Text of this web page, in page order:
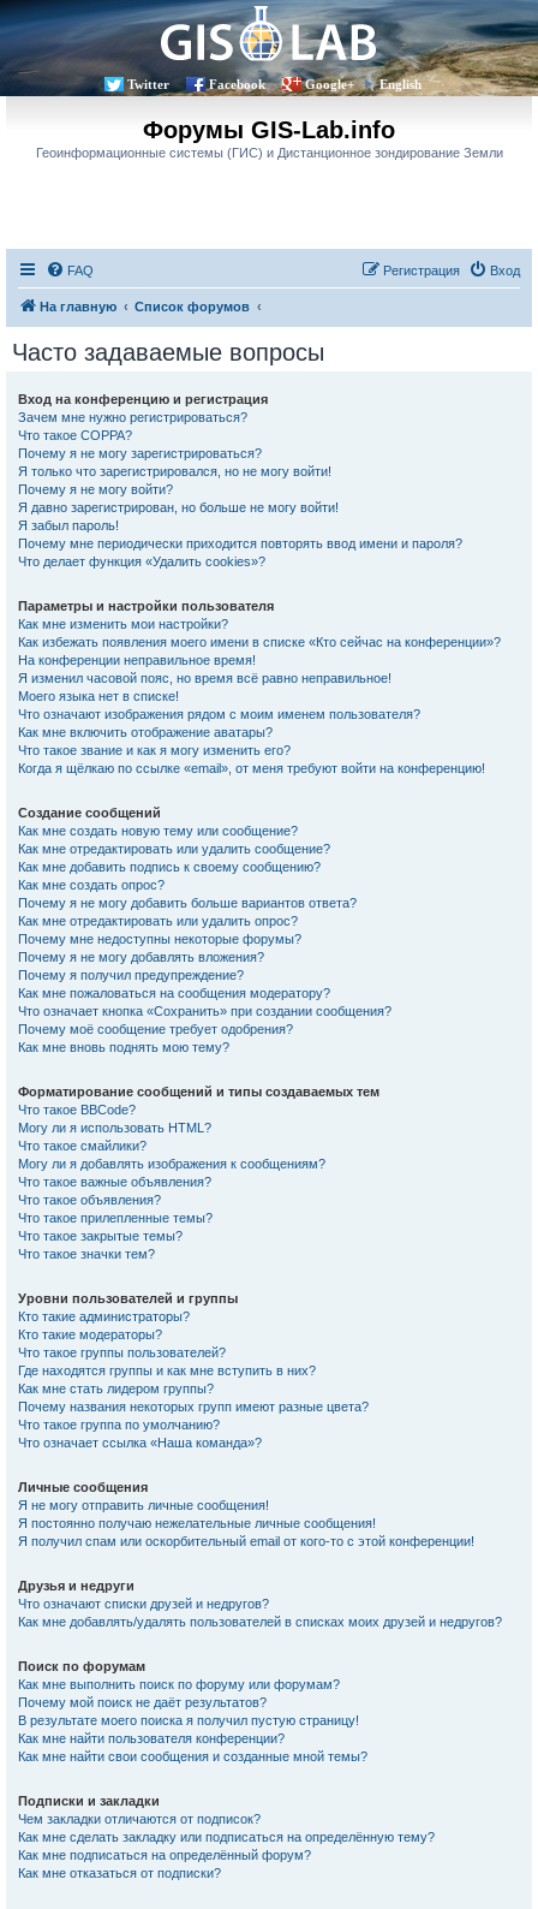
Twitter Facebook Google+ English
Форумы GIS-Lab.info
Геоинформационные системы (ГИС) и Дистанционное зондирование Земли
FAQ Вход
Регистрация
На главную Список форумов
Часто задаваемые вопросы
Вход на конференцию и регистрация
Зачем мне нужно регистрироваться?
Что такое COPPA?
Почему я не могу зарегистрироваться?
Я только что зарегистрировался, но не могу войти!
Почему я не могу войти?
Я давно зарегистрирован, но больше не могу войти!
Я забыл пароль!
Почему мне периодически приходится повторять ввод имени и пароля?
Что делает функция «Удалить cookies»?
Параметры и настройки пользователя
Как мне изменить мои настройки?
Как избежать появления моего имени в списке «Кто сейчас на конференции»?
На конференции неправильное время!
Я изменил часовой пояс, но время всё равно неправильное!
Моего языка нет в списке!
Что означают изображения рядом с моим именем пользователя?
Как мне включить отображение аватары?
Что такое звание и как я могу изменить его?
Когда я щёлкаю по ссылке «email», от меня требуют войти на конференцию!
Создание сообщений
Как мне создать новую тему или сообщение?
Как мне отредактировать или удалить сообщение?
Как мне добавить подпись к своему сообщению?
Как мне создать опрос?
Почему я не могу добавить больше вариантов ответа?
Как мне отредактировать или удалить опрос?
Почему мне недоступны некоторые форумы?
Почему я не могу добавлять вложения?
Почему я получил предупреждение?
Как мне пожаловаться на сообщения модератору?
Что означает кнопка «Сохранить» при создании сообщения?
Почему моё сообщение требует одобрения?
Как мне вновь поднять мою тему?
Форматирование сообщений и типы создаваемых тем
Что такое BBCode?
Могу ли я использовать HTML?
Что такое смайлики?
Могу ли я добавлять изображения к сообщениям?
Что такое важные объявления?
Что такое объявления?
Что такое прилепленные темы?
Что такое закрытые темы?
Что такое значки тем?
Уровни пользователей и группы
Кто такие администраторы?
Кто такие модераторы?
Что такое группы пользователей?
Где находятся группы и как мне вступить в них?
Как мне стать лидером группы?
Почему названия некоторых групп имеют разные цвета?
Что такое группа по умолчанию?
Что означает ссылка «Наша команда»?
Личные сообщения
Я не могу отправить личные сообщения!
Я постоянно получаю нежелательные личные сообщения!
Я получил спам или оскорбительный email от кого-то с этой конференции!
Друзья и недруги
Что означают списки друзей и недругов?
Как мне добавлять/удалять пользователей в списках моих друзей и недругов?
Поиск по форумам
Как мне выполнить поиск по форуму или форумам?
Почему мой поиск не даёт результатов?
В результате моего поиска я получил пустую страницу!
Как мне найти пользователя конференции?
Как мне найти свои сообщения и созданные мной темы?
Подписки и закладки
Чем закладки отличаются от подписок?
Как мне сделать закладку или подписаться на определённую тему?
Как мне подписаться на определённый форум?
Как мне отказаться от подписки?